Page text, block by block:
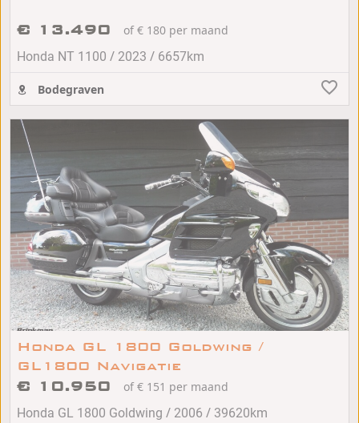
€ 13.490
of € 180 per maand
Honda NT 1100 / 2023 / 6657km
Bodegraven
Honda GL 1800 Goldwing /
GL1800 Navigatie
€ 10.950
of € 151 per maand
Honda GL 1800 Goldwing / 2006 / 39620km